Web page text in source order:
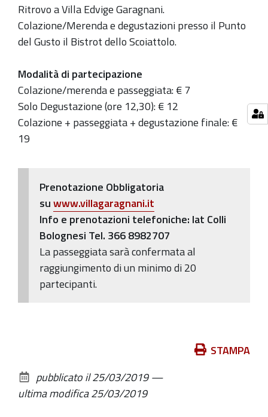
Ritrovo a Villa Edvige Garagnani.
Colazione/Merenda e degustazioni presso il Punto
del Gusto il Bistrot dello Scoiattolo.
Modalità di partecipazione
Colazione/merenda e passeggiata: € 7
Solo Degustazione (ore 12,30): € 12
Colazione + passeggiata + degustazione finale: €
19
Prenotazione Obbligatoria
suwww.villagaragnani.it
Info e prenotazioni telefoniche: Iat Colli
Bolognesi Tel. 366 8982707
La passeggiata sarà confermata al
raggiungimento di un minimo di 20
partecipanti.
documento
STAMPA
pubblicato il25/03/2019—
ultima modifica25/03/2019